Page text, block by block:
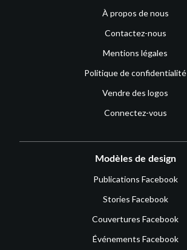
À propos de nous
Contactez-nous
Mentions légales
Politique de confidentialité
Vendre des logos
Connectez-vous
Modèles de design
Publications Facebook
Stories Facebook
Couvertures Facebook
Événements Facebook